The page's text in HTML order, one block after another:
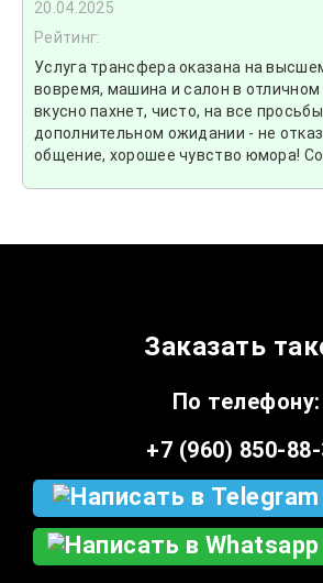
20.04.2025
Рейтинг:
Услуга трансфера оказана на
вовремя, машина и салон в отличном
вкусно пахнет, чисто, на все
дополнительном ожидании - не
общение, хорошее чувство юмора!
Заказать
По телефону:
+7 (960) 850-